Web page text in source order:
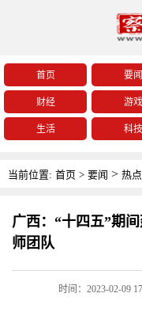
首页 要闻
财经 游戏
生活 科技
当前位置: 首页 > 要闻 > 热点
广西：“十四五”期
师团队
时间：2023-02-09